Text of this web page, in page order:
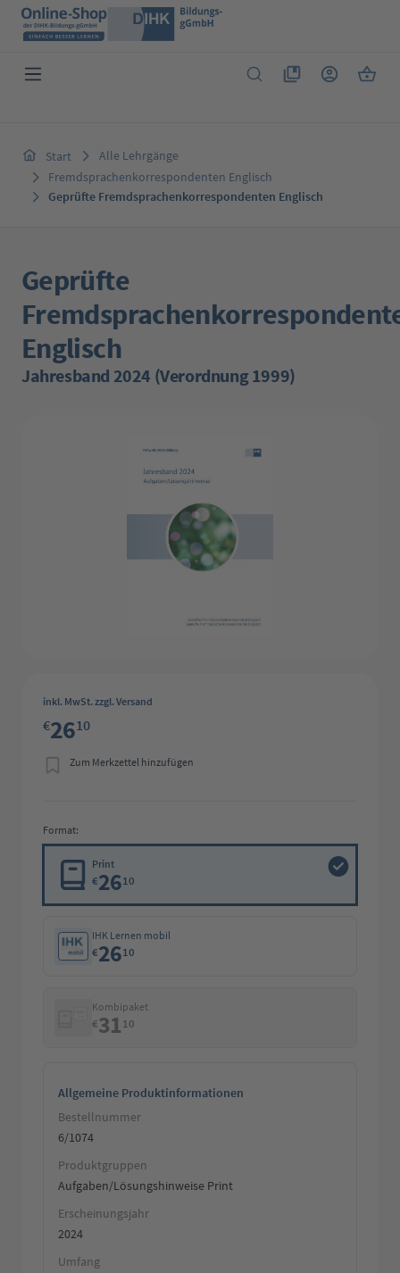
Zum Hauptinhalt springen
Du hast 0 Produkte
Start
Alle Lehrgänge
Fremdsprachenkorrespondenten Englisch
Geprüfte Fremdsprachenkorrespondenten Englisch
Geprüfte
Englisch
Jahresband 2024 (Verordnung 1999)
inkl. MwSt. zzgl. Versand
€2610
Zum Merkzettel hinzufügen
Format:
Print
€2610
IHK Lernen mobil
€2610
Kombipaket
€3110
Allgemeine Produktinformationen
Bestellnummer
6/1074
Produktgruppen
Aufgaben/Lösungshinweise Print
Erscheinungsjahr
2024
Umfang